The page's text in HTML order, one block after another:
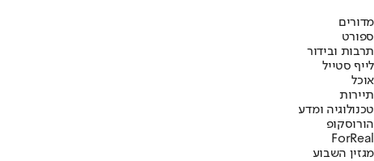
מדורים
ספורט
תרבות ובידור
לייף סטייל
אוכל
תיירות
טכנולוגיה ומדע
הורוסקופ
ForReal
מגזין השבוע